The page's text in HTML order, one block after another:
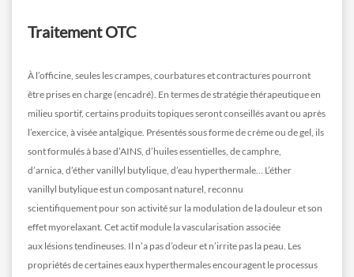
Traitement OTC
À l’officine, seules les crampes, courbatures et contractures pourront
être prises en charge (encadré). En termes de stratégie thérapeutique en
milieu sportif, certains produits topiques seront conseillés avant ou après
l’exercice, à visée antalgique. Présentés sous forme de crème ou de gel, ils
sont formulés à base d’AINS, d’huiles essentielles, de camphre,
d’arnica, d’éther vanillyl butylique, d’eau hyperthermale… L’éther
vanillyl butylique est un composant naturel, reconnu
scientifiquement pour son activité sur la modulation de la douleur et son
effet myorelaxant. Cet actif module la vascularisation associée
aux lésions tendineuses. Il n’a pas d’odeur et n’irrite pas la peau. Les
propriétés de certaines eaux hyperthermales encouragent le processus